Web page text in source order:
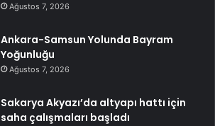
Ağustos 7, 2026
Ankara-Samsun Yolunda Bayram
Yoğunluğu
Ağustos 7, 2026
Sakarya Akyazı’da altyapı hattı için
saha çalışmaları başladı